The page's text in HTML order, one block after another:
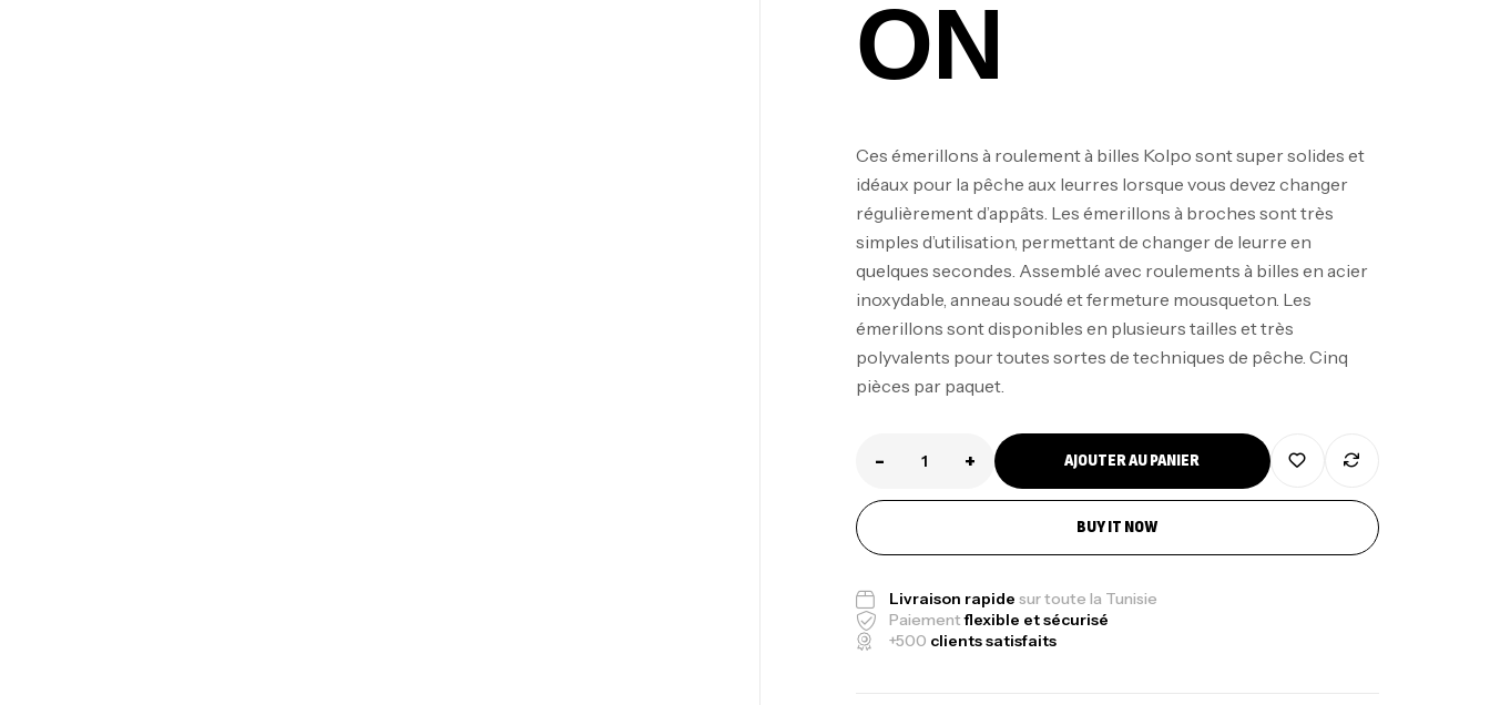
ON
Ces émerillons à roulement à billes Kolpo sont super solides et
idéaux pour la pêche aux leurres lorsque vous devez changer
régulièrement d’appâts. Les émerillons à broches sont très
simples d’utilisation, permettant de changer de leurre en
quelques secondes. Assemblé avec roulements à billes en acier
inoxydable, anneau soudé et fermeture mousqueton. Les
émerillons sont disponibles en plusieurs tailles et très
polyvalents pour toutes sortes de techniques de pêche. Cinq
pièces par paquet.
- + AJOUTER AU PANIER
BUY IT NOW
Livraison rapide sur toute la Tunisie
Paiementflexible et sécurisé
+500 clients satisfaits
Canne Jigging Sunset Massive Attack
1.83m 120/250gr 30kg
Cannes
د.ت379,000
Foureau Kalli Kunnan Funda 1.70m
د.ت420,000
د.ت378,000